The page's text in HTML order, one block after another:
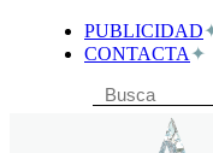
PUBLICIDAD
CONTACTA